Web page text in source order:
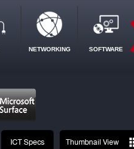
NETWORKING SOFTWARE
ICT Specs Thumbnail View